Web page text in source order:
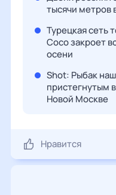
тысячи метров
Турецкая сеть
Coco закроет
осени
Shot: Рыбак
пристегнутым
Новой Москве
Нравится